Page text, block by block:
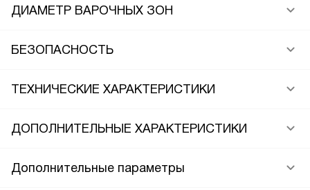
ДИАМЕТР ВАРОЧНЫХ ЗОН
БЕЗОПАСНОСТЬ
ТЕХНИЧЕСКИЕ ХАРАКТЕРИСТИКИ
ДОПОЛНИТЕЛЬНЫЕ ХАРАКТЕРИСТИКИ
Дополнительные параметры